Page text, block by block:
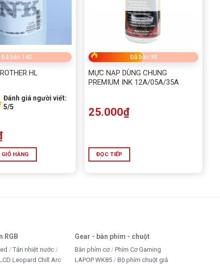
Đã bán 140
HL
Đánh giá người viết:
5/5
HÀNG
Đã bán 98
MỰC NẠP DÙNG CHUNG
PREMIUM INK 12A/05A/35A
25.000₫
ĐỌC TIẾP
RGB
Tản nhiệt nước
Leopard Chill Arc
Gear - bàn phím - chuột
Bàn phím cơ
Phím Cơ Gaming
LAPOP WK85
Bộ phím chuột giả